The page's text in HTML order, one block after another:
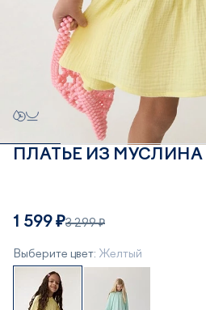
ПЛАТЬЕ ИЗ МУСЛИНА
1 599 ₽3 299 ₽
Выберите цвет: Желтый